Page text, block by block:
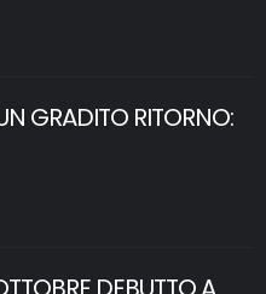
GRADITO RITORNO: